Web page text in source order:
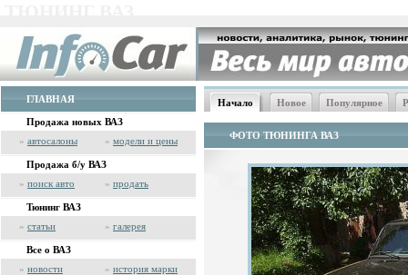
ГЛАВНАЯ
Продажа новых ВАЗ
» автосалоны » модели и цены
Продажа б/у ВАЗ
» поиск авто » продать
Тюнинг ВАЗ
» статьи » галерея
Все о ВАЗ
» новости » история марки
Начало Новое Популярное
ФОТО ТЮНИНГА ВАЗ